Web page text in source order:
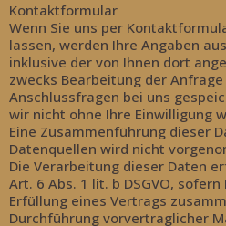
Kontaktformular
Wenn Sie uns per
lassen, werden Ihre Angaben
inklusive der von Ihnen dort
zwecks Bearbeitung der
Anschlussfragen bei uns
wir nicht ohne Ihre Einwilligung
Eine Zusammenführung dieser
Datenquellen wird nicht
Die Verarbeitung dieser Daten
Art. 6 Abs. 1 lit. b DSGVO,
Erfüllung eines Vertrags
Durchführung vorvertraglicher